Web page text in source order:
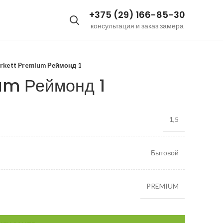
+375 (29) 166-85-30
консультация и заказ замера
Premium Реймонд 1
Реймонд 1
1,5
Бытовой
PREMIUM